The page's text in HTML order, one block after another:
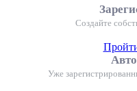
Создайте
Уже